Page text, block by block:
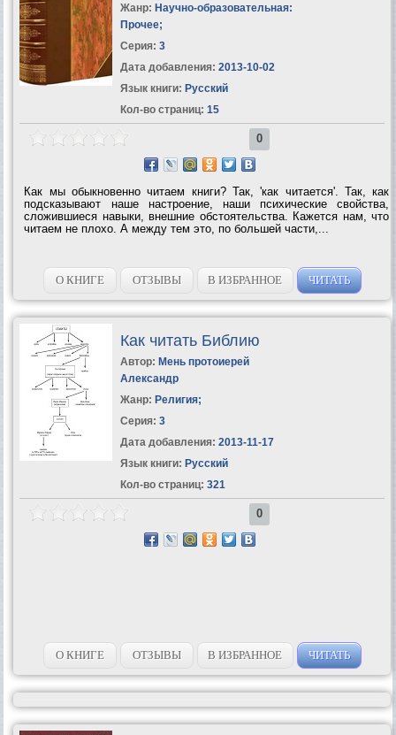
Жанр: Научно-образовательная:
Прочее;
Серия: 3
Дата добавления: 2013-10-02
Язык книги: Русский
Кол-во страниц: 15
0
Как мы обыкновенно читаем книги? Так, 'как читается'. Так, как
подсказывают наше настроение, наши психические свойства,
сложившиеся навыки, внешние обстоятельства. Кажется нам, что
читаем не плохо. А между тем это, по большей части,...
О КНИГЕ ОТЗЫВЫ В ИЗБРАННОЕ ЧИТАТЬ
Как читать Библию
Автор: Мень протоиерей
Александр
Жанр: Религия;
Серия: 3
Дата добавления: 2013-11-17
Язык книги: Русский
Кол-во страниц: 321
0
О КНИГЕ ОТЗЫВЫ В ИЗБРАННОЕ ЧИТАТЬ